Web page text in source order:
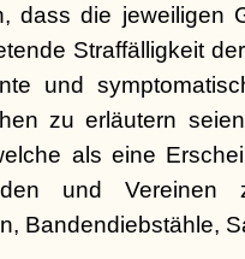
dass die jeweiligen
Straffälligkeit
und
zu erläutern
als eine
und Vereinen
Bandendiebstähle,